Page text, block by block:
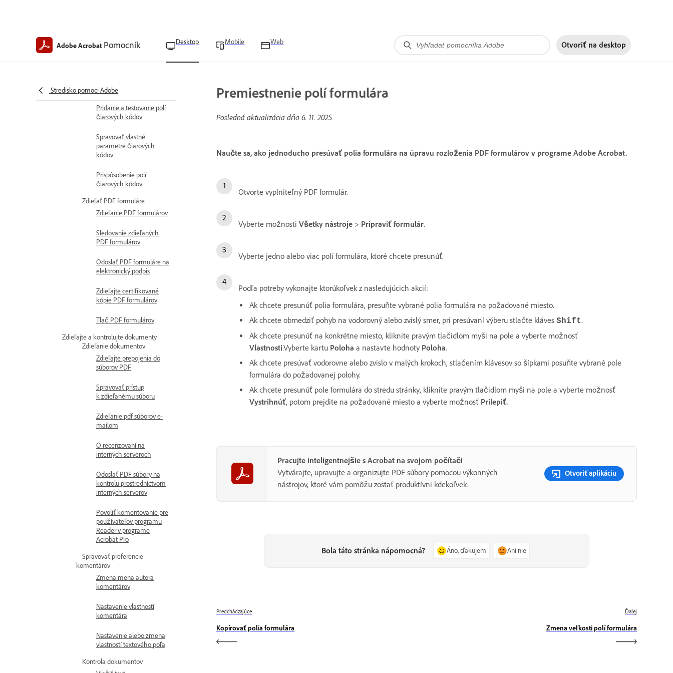
Adobe Acrobat Pomocník Desktop Mobile Web Otvoriť na desktop
Stredisko pomoci Adobe
Nastavenie navigácie
medzi poľami formulára
Prehľad čiarových kódov
Pridanie a testovanie polí
čiarových kódov
Spravovať vlastné
parametre čiarových
kódov
Prispôsobenie polí
čiarových kódov
Zdieľať PDF formuláre
Zdieľanie PDF formulárov
Sledovanie zdieľaných
PDF formulárov
Odoslať PDF formuláre na
elektronický podpis
Zdieľajte certifikované
kópie PDF formulárov
Tlač PDF formulárov
Zdieľajte a kontrolujte dokumenty
Zdieľanie dokumentov
Zdieľajte prepojenia do
súborov PDF
Spravovať prístup
k zdieľanému súboru
Zdieľanie pdf súborov e-
mailom
O recenzovaní na
interných serveroch
Odoslať PDF súbory na
kontrolu prostredníctvom
interných serverov
Povoliť komentovanie pre
používateľov programu
Reader v programe
Acrobat Pro
Spravovať preferencie
komentárov
Zmena mena autora
komentárov
Nastavenie vlastností
komentára
Nastavenie alebo zmena
vlastností textového poľa
Kontrola dokumentov
Premiestnenie polí formulára
Posledná aktualizácia dňa 6. 11. 2025
Naučte sa, ako jednoducho presúvať polia formulára na úpravu rozloženia PDF formulárov v programe Adobe Acrobat.
Otvorte vyplniteľný PDF formulár.
Vyberte možnosti Všetky nástroje > Pripraviť formulár.
Vyberte jedno alebo viac polí formulára, ktoré chcete presunúť.
Podľa potreby vykonajte ktorúkoľvek z nasledujúcich akcií:
Ak chcete presunúť polia formulára, presuňte vybrané polia formulára na požadované miesto.
Ak chcete obmedziť pohyb na vodorovný alebo zvislý smer, pri presúvaní výberu stlačte kláves Shift.
Ak chcete presunúť na konkrétne miesto, kliknite pravým tlačidlom myši na pole a vyberte možnosť
Vlastnosti.Vyberte kartu Poloha a nastavte hodnoty Poloha.
Ak chcete presúvať vodorovne alebo zvislo v malých krokoch, stlačením klávesov so šípkami posuňte vybrané pole
formulára do požadovanej polohy.
Ak chcete presunúť pole formulára do stredu stránky, kliknite pravým tlačidlom myši na pole a vyberte možnosť
Vystrihnúť, potom prejdite na požadované miesto a vyberte možnosť Prilepiť.
Pracujte inteligentnejšie s Acrobat na svojom počítači
Vytvárajte, upravujte a organizujte PDF súbory pomocou výkonných
nástrojov, ktoré vám pomôžu zostať produktívni kdekoľvek.
Otvoriť aplikáciu
Bola táto stránka nápomocná? Áno, ďakujem Ani nie
Predchádzajúce
Kopírovať polia formulára
Ďalej
Zmena veľkosti polí formulára